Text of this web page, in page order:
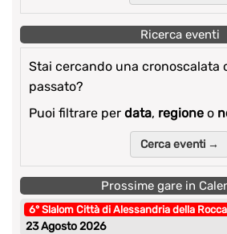
Ricerca eventi
Stai cercando una cronoscalata
passato?
Puoi filtrare per data, regione o
Cerca eventi →
Prossime gare in
6° Slalom Città di Alessandria della Rocca
23 Agosto 2026